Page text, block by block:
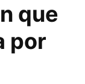
que
por